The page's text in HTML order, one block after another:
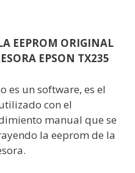
EEPROM ORIGINAL
EPSON TX235
es un software, es el
con el
manual que se
la eeprom de la